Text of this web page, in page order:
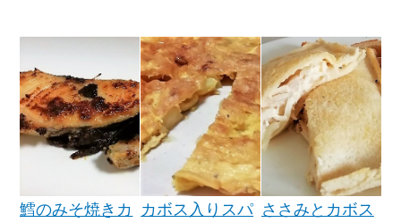
鱈のみそ焼きカ
カボス入りスパ ささみとカボス